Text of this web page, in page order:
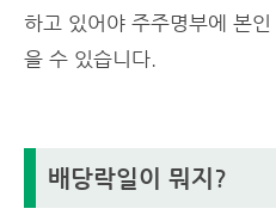
하고 있어야 주주명부에 본
을 수 있습니다.
배당락일이 뭐지?